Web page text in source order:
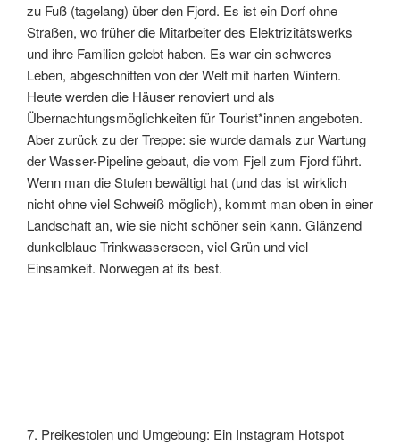
zu Fuß (tagelang) über den Fjord. Es ist ein Dorf ohne
Straßen, wo früher die Mitarbeiter des Elektrizitätswerks
und ihre Familien gelebt haben. Es war ein schweres
Leben, abgeschnitten von der Welt mit harten Wintern.
Heute werden die Häuser renoviert und als
Übernachtungsmöglichkeiten für Tourist*innen angeboten.
Aber zurück zu der Treppe: sie wurde damals zur Wartung
der Wasser-Pipeline gebaut, die vom Fjell zum Fjord führt.
Wenn man die Stufen bewältigt hat (und das ist wirklich
nicht ohne viel Schweiß möglich), kommt man oben in einer
Landschaft an, wie sie nicht schöner sein kann. Glänzend
dunkelblaue Trinkwasserseen, viel Grün und viel
Einsamkeit. Norwegen at its best.
7. Preikestolen und Umgebung: Ein Instagram Hotspot